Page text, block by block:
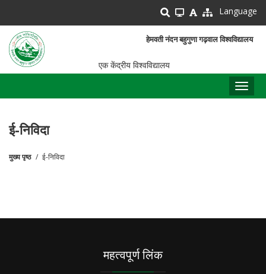
main
content
Language
हेमवती नंदन बहुगुणा गढ़वाल विश्वविद्यालय
एक केंद्रीय विश्वविद्यालय
ई-निविदा
मुख्य पृष्ठ ई-निविदा
महत्वपूर्ण लिंक